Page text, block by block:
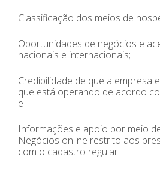
Classificação dos meios de
Oportunidades de negócios e
nacionais e internacionais;
Credibilidade de que a empresa
que está operando de acordo
e
Informações e apoio por meio
Negócios online restrito aos
com o cadastro regular.